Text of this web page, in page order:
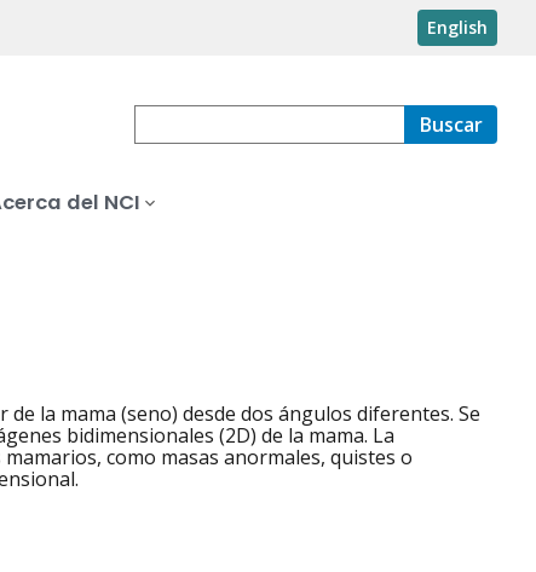
English
Buscar
del NCI
la mama (seno) desde dos ángulos diferentes. Se
bidimensionales (2D) de la mama. La
como masas anormales, quistes o